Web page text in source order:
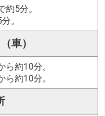
約5分。
。
車）
約10分。
約10分。